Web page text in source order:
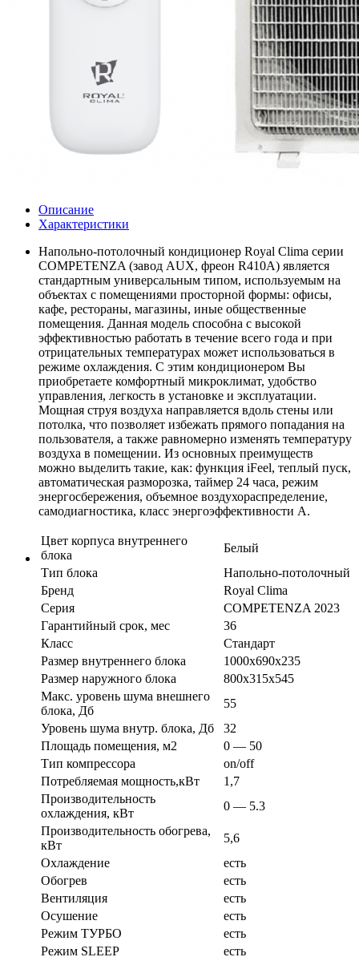
Описание
Характеристики
Напольно-потолочный кондиционер Royal Clima серии
COMPETENZA (завод AUX, фреон R410А) является
стандартным универсальным типом, используемым на
объектах с помещениями просторной формы: офисы,
кафе, рестораны, магазины, иные общественные
помещения. Данная модель способна с высокой
эффективностью работать в течение всего года и при
отрицательных температурах может использоваться в
режиме охлаждения. С этим кондиционером Вы
приобретаете комфортный микроклимат, удобство
управления, легкость в установке и эксплуатации.
Мощная струя воздуха направляется вдоль стены или
потолка, что позволяет избежать прямого попадания на
пользователя, а также равномерно изменять температуру
воздуха в помещении. Из основных преимуществ
можно выделить такие, как: функция iFeel, теплый пуск,
автоматическая разморозка, таймер 24 часа, режим
энергосбережения, объемное воздухораспределение,
самодиагностика, класс энергоэффективности А.
Цвет корпуса внутреннего
блока
Белый
Тип блока
Напольно-потолочный
Бренд
Royal Clima
Серия
COMPETENZA 2023
Гарантийный срок, мес
36
Класс
Стандарт
Размер внутреннего блока
1000х690х235
Размер наружного блока
800х315х545
Макс. уровень шума внешнего
блока, Дб
55
Уровень шума внутр. блока, Дб
32
Площадь помещения, м2
0 — 50
Тип компрессора
on/off
Потребляемая мощность,кВт
1,7
Производительность
охлаждения, кВт
0 — 5.3
Производительность обогрева,
кВт
5,6
Охлаждение
есть
Обогрев
есть
Вентиляция
есть
Осушение
есть
Режим ТУРБО
есть
Режим SLEEP
есть